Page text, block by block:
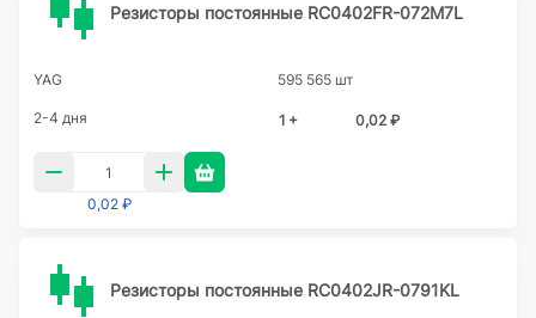
Резисторы постоянные RC0402FR-072M7L
YAG 595 565 шт
2-4 дня 1 + 0,02 ₽
0,02 ₽
Резисторы постоянные RC0402JR-0791KL